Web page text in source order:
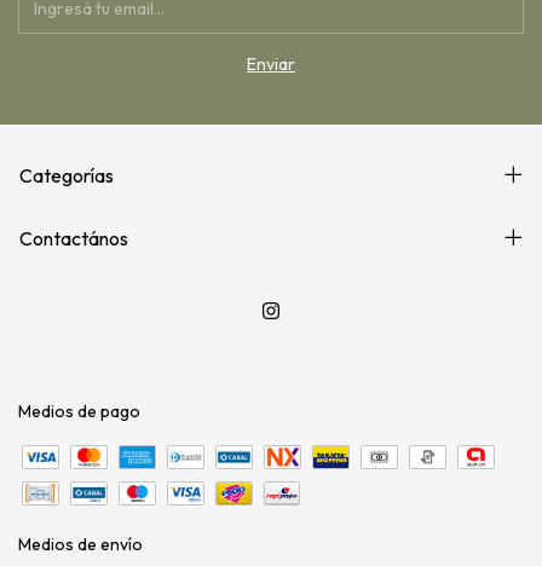
Categorías
Contactános
Medios de pago
Medios de envío